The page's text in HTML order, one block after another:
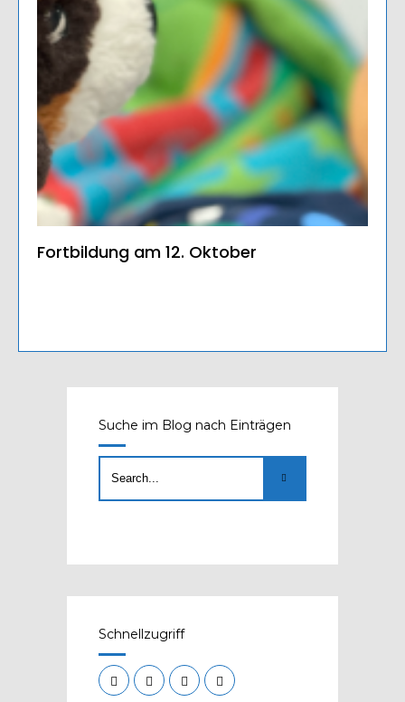
Fortbildung am 12. Oktober
Suche im Blog nach Einträgen
Schnellzugriff